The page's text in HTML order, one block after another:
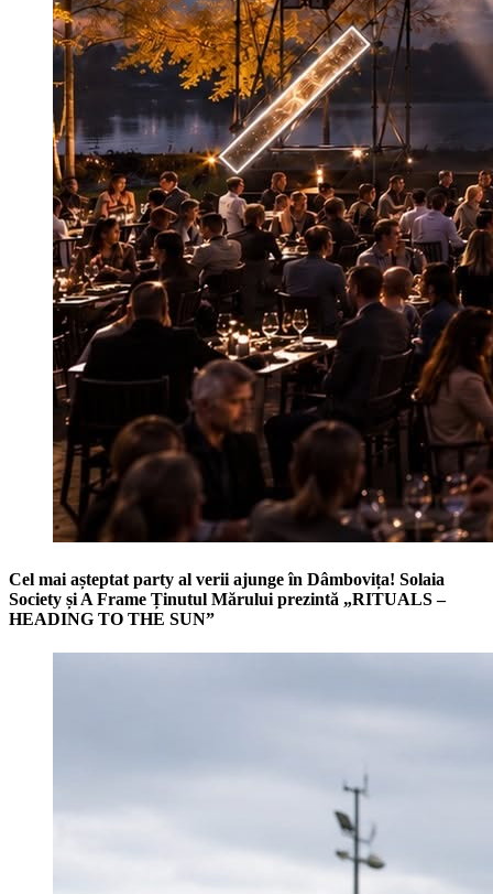
Cel mai așteptat party al verii ajunge în Dâmbovița! Solaia
Society și A Frame Ținutul Mărului prezintă „RITUALS –
HEADING TO THE SUN”